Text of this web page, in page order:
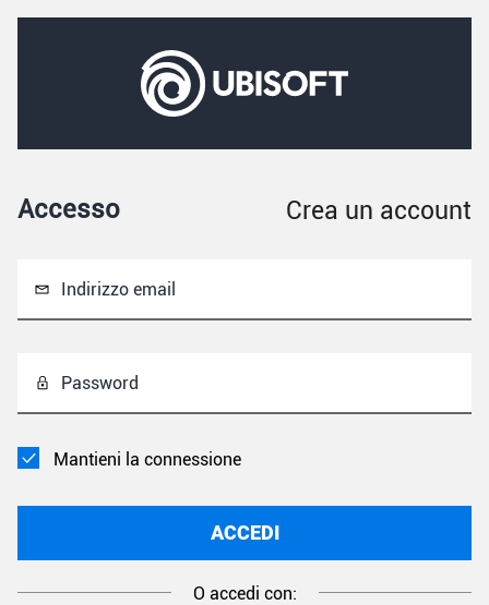
Accesso Crea un account
Indirizzo email
Password
Mantieni la connessione
ACCEDI
O accedi con: